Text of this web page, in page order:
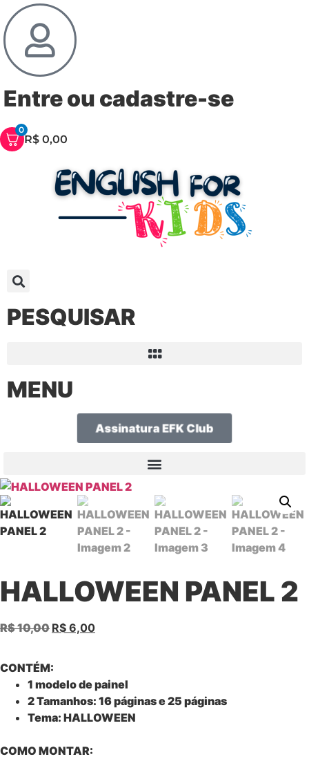
Entreou cadastre-se
0
R$ 0,00
PESQUISAR
MENU
Assinatura EFK Club
HALLOWEEN PANEL 2
R$10,00 R$ 6,00
CONTÉM:
1 modelo de painel
2 Tamanhos: 16 páginas e 25 páginas
Tema: HALLOWEEN
COMO MONTAR: